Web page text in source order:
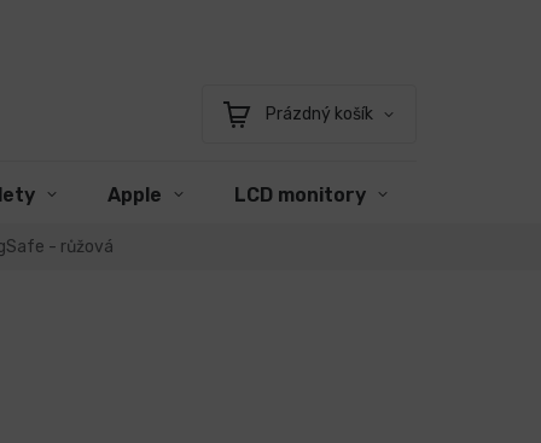
Nákupní
Prázdný košík
Apple LCD monitory
- růžová